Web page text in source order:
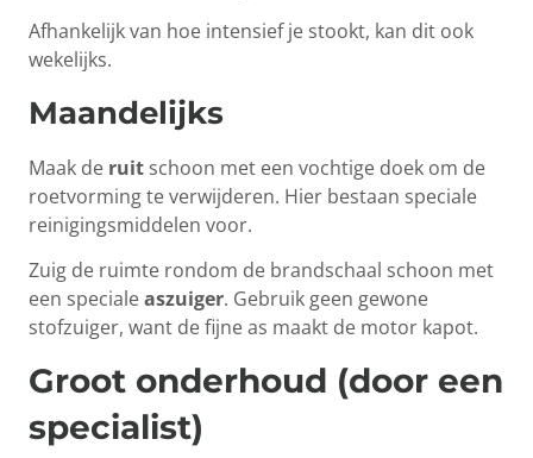
Afhankelijk van hoe intensief je stookt, kan dit ook
wekelijks.
Maandelijks
Maak de ruit schoon met een vochtige doek om de
roetvorming te verwijderen. Hier bestaan speciale
reinigingsmiddelen voor.
Zuig de ruimte rondom de brandschaal schoon met
een specialeaszuiger. Gebruik geen gewone
stofzuiger, want de fijne as maakt de motor kapot.
Groot onderhoud (door een
specialist)